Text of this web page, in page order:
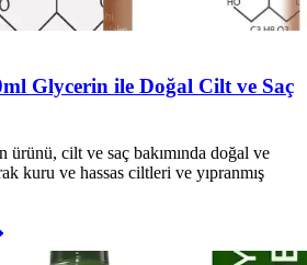
Glycerin ile Doğal Cilt ve Saç
cilt ve saç bakımında doğal ve
kuru ve hassas ciltleri ve yıpranmış